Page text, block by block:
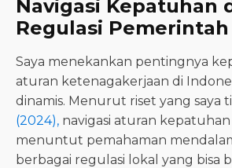
Navigasi Kepatuhan
Regulasi Pemerintah
Saya menekankan pentingnya
aturan ketenagakerjaan di
dinamis. Menurut riset yang saya
(2024), navigasi aturan kepatuhan
menuntut pemahaman
berbagai regulasi lokal yang bisa